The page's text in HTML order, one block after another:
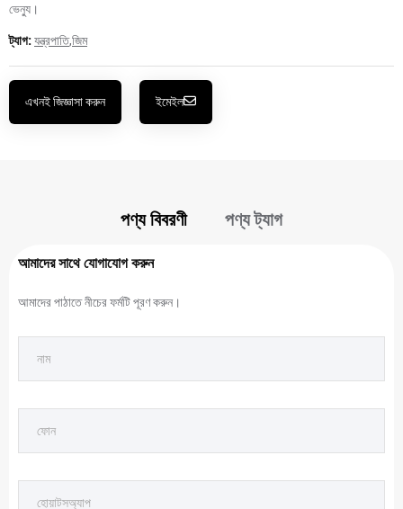
ভেন্যু।
ট্যাগ:যন্ত্রপাতি,জিম
এখনই জিজ্ঞাসা করুন ইমেইল
পণ্য বিবরণী পণ্য ট্যাগ
আমাদের সাথে যোগাযোগ করুন
আমাদের পাঠাতে নীচের ফর্মটি পূরণ করুন।